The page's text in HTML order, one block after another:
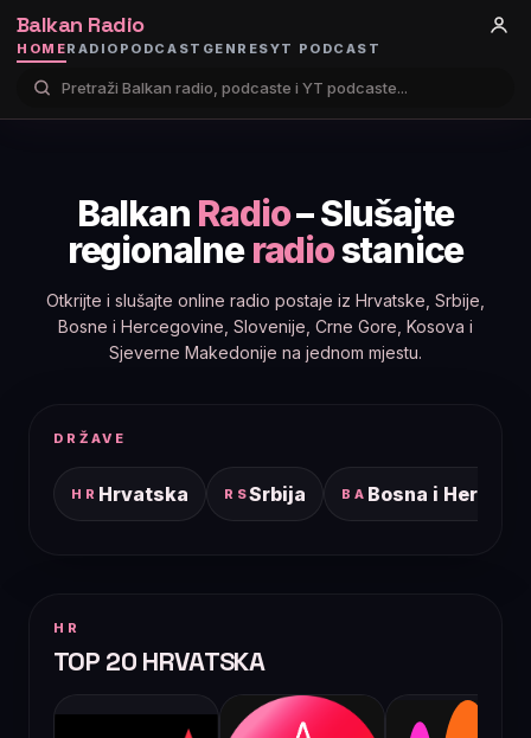
Balkan Radio
HOMERADIO PODCAST GENRESYT PODCAST
Balkan Radio– Slušajte
regionalneradiostanice
Otkrijte i slušajte online radio postaje iz Hrvatske, Srbije,
Bosne i Hercegovine, Slovenije, Crne Gore, Kosova i
Sjeverne Makedonije na jednom mjestu.
DRŽAVE
HR Hrvatska RSSrbija BA Bosna i
HR
TOP 20 HRVATSKA